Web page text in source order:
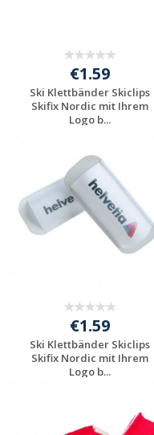
€1.59
Ski Klettbänder Skiclips
Skifix Nordic mit Ihrem
Logo b...
Werbeartikel
anfragen
€1.59
Ski Klettbänder Skiclips
Skifix Nordic mit Ihrem
Logo b...
anfragen